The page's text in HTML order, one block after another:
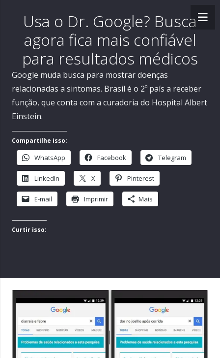
Usa o Dr. Google? Busca
agora fica mais confiável
para resultados médicos
Google muda busca para mostrar doenças
relacionadas a sintomas. Brasil é o 2º país a receber
função, que conta com a curadoria do Hospital Albert
Einstein.
Compartilhe isso:
WhatsApp Facebook Telegram
LinkedIn X Pinterest
E-mail Imprimir Mais
Curtir isso: